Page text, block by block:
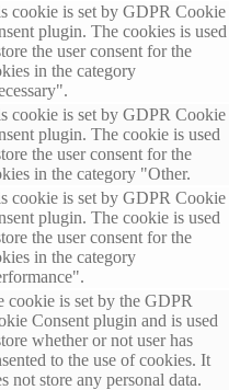
cookie is set by GDPR Cookie
plugin. The cookies is used
the user consent for the
in the category
cookie is set by GDPR Cookie
plugin. The cookie is used
the user consent for the
in the category "Other.
cookie is set by GDPR Cookie
plugin. The cookie is used
the user consent for the
in the category
cookie is set by the GDPR
Consent plugin and is used
whether or not user has
to the use of cookies. It
not store any personal data.